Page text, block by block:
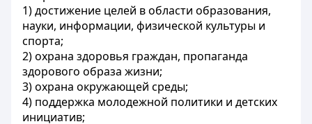
1) достижение целей в области образования,
науки, информации, физической культуры и
спорта;
2) охрана здоровья граждан, пропаганда
здорового образа жизни;
3) охрана окружающей среды;
4) поддержка молодежной политики и детских
инициатив;